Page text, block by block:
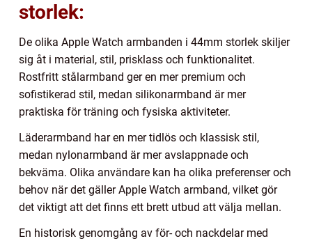
storlek:
De olika Apple Watch armbanden i 44mm storlek skiljer
sig åt i material, stil, prisklass och funktionalitet.
Rostfritt stålarmband ger en mer premium och
sofistikerad stil, medan silikonarmband är mer
praktiska för träning och fysiska aktiviteter.
Läderarmband har en mer tidlös och klassisk stil,
medan nylonarmband är mer avslappnade och
bekväma. Olika användare kan ha olika preferenser och
behov när det gäller Apple Watch armband, vilket gör
det viktigt att det finns ett brett utbud att välja mellan.
En historisk genomgång av för- och nackdelar med